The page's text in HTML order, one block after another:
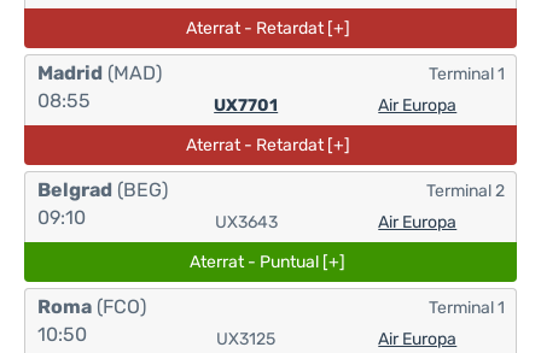
Aterrat - Retardat [+]
Madrid (MAD)
08:55
UX7701 Air Europa
Terminal 1
Aterrat - Retardat [+]
Belgrad (BEG)
09:10
UX3643 Air Europa
Terminal 2
Aterrat - Puntual [+]
Roma (FCO)
10:50
UX3125 Air Europa
Terminal 1